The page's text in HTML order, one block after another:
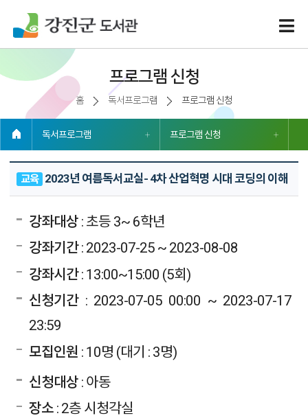
프로그램 신청
홈 독서프로그램 프로그램 신청
독서프로그램 프로그램 신청
교육 2023년 여름독서교실- 4차 산업혁명 시대 코딩의 이해
강좌대상 : 초등 3~ 6학년
강좌기간: 2023-07-25 ~ 2023-08-08
강좌시간: 13:00~15:00 (5회)
신청기간: 2023-07-05 00:00 ~ 2023-07-17
23:59
모집인원 : 10명 (대기 : 3명)
신청대상 : 아동
장소 : 2층 시청각실